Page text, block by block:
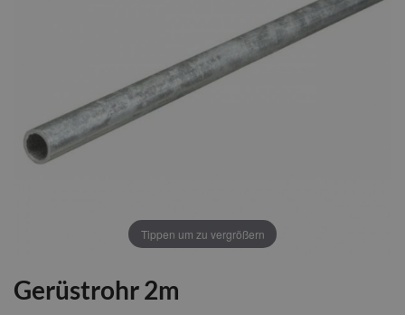
Tippen um zu vergrößern
Gerüstrohr 2m